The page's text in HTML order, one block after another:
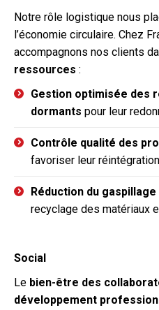
Notre rôle logistique nous
l’économie circulaire. Chez
accompagnons nos clients
ressources :
Gestion optimisée des
dormants pour leur
Contrôle qualité des
favoriser leur
Réduction du gaspillage
recyclage des matériaux
Social
Le bien-être des
développement